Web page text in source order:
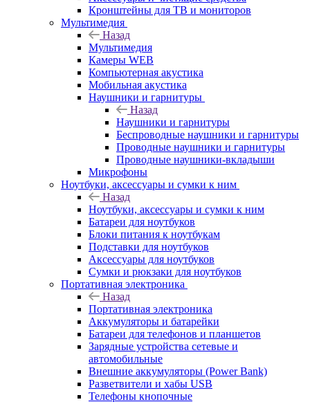
Кронштейны для ТВ и мониторов
Мультимедия
Назад
Мультимедия
Камеры WEB
Компьютерная акустика
Мобильная акустика
Наушники и гарнитуры
Назад
Наушники и гарнитуры
Беспроводные наушники и гарнитуры
Проводные наушники и гарнитуры
Проводные наушники-вкладыши
Микрофоны
Ноутбуки, аксессуары и сумки к ним
Назад
Ноутбуки, аксессуары и сумки к ним
Батареи для ноутбуков
Блоки питания к ноутбукам
Подставки для ноутбуков
Аксессуары для ноутбуков
Сумки и рюкзаки для ноутбуков
Портативная электроника
Назад
Портативная электроника
Аккумуляторы и батарейки
Батареи для телефонов и планшетов
Зарядные устройства сетевые и
автомобильные
Внешние аккумуляторы (Power Bank)
Разветвители и хабы USB
Телефоны кнопочные